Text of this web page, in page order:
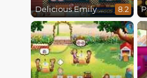
Delicious Emily New Beginning 8.2